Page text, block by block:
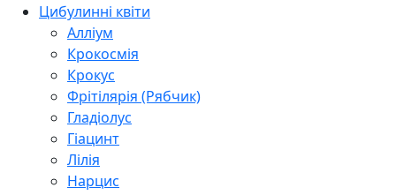
Цибулинні квіти
Алліум
Крокосмія
Крокус
Фрітілярія (Рябчик)
Гладіолус
Гіацинт
Лілія
Нарцис